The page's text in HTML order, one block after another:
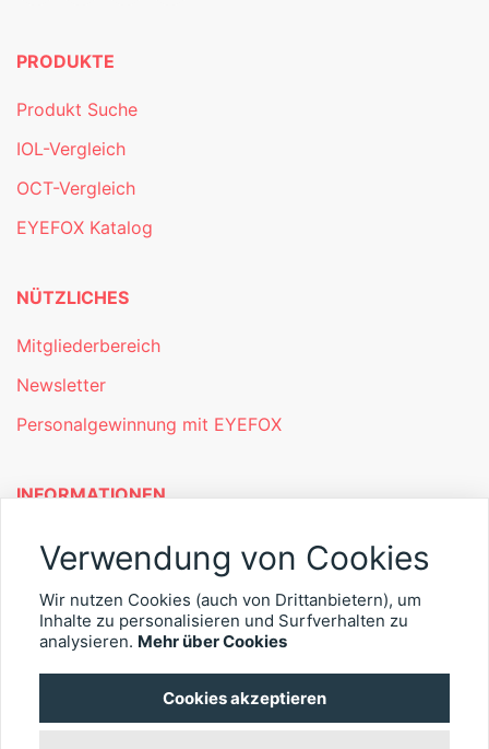
PRODUKTE
Produkt Suche
IOL-Vergleich
OCT-Vergleich
EYEFOX Katalog
NÜTZLICHES
Mitgliederbereich
Newsletter
Personalgewinnung mit EYEFOX
INFORMATIONEN
Was ist EYEFOX – Ihre Möglichkeiten
Kontakt
Verwendung von Cookies
Wir nutzen Cookies (auch von Drittanbietern), um
Inhalte zu personalisieren und Surfverhalten zu
analysieren. Mehr über Cookies
Cookies akzeptieren